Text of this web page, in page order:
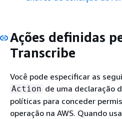
Ações definidas
Transcribe
Você pode especificar as
Action de uma declaração
políticas para conceder
operação na AWS. Quando